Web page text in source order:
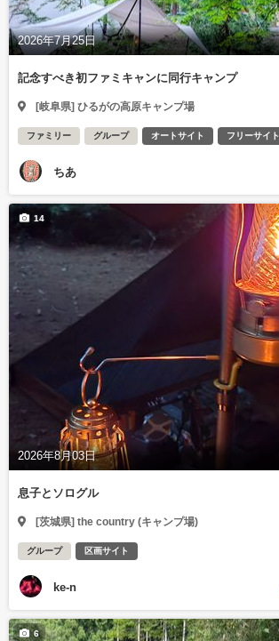
2026年7月25日
記念すべき初ファミキャンに同行キャンプ
[岐阜県] ひるがの高原キャンプ場
ファミリー グループ オートサイト フリーサイト
ちあ
2026年8月03日
14
息子とソログル
[茨城県] the country (キャンプ場)
グループ 区画サイト
ke-n
6